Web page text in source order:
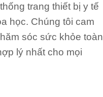
trang thiết bị y tế
học. Chúng tôi cam
sóc sức khỏe toàn
lý nhất cho mọi